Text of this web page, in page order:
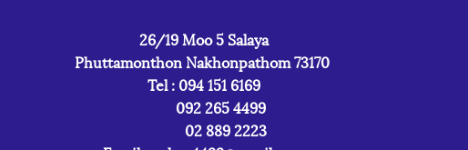
26/19 Moo 5 Salaya
Phuttamonthon Nakhonpathom 73170
Tel : 094 151 6169
092 265 4499
02 889 2223